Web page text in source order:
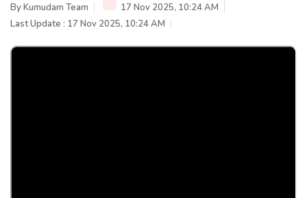
ByKumudam Team
17 Nov 2025, 10:24 AM
Last Update : 17 Nov 2025, 10:24 AM